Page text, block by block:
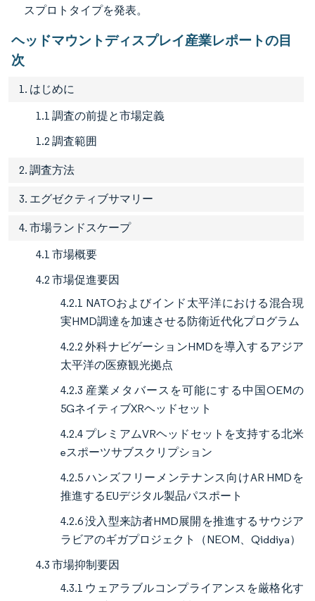
スプロトタイプを発表。
ヘッドマウントディスプレイ産業レポートの目
次
1. はじめに
1.1 調査の前提と市場定義
1.2 調査範囲
2. 調査方法
3. エグゼクティブサマリー
4. 市場ランドスケープ
4.1 市場概要
4.2 市場促進要因
4.2.1 NATOおよびインド太平洋における混合現
実HMD調達を加速させる防衛近代化プログラム
4.2.2 外科ナビゲーションHMDを導入するアジア
太平洋の医療観光拠点
4.2.3 産業メタバースを可能にする中国OEMの
5GネイティブXRヘッドセット
4.2.4 プレミアムVRヘッドセットを支持する北米
eスポーツサブスクリプション
4.2.5 ハンズフリーメンテナンス向けAR HMDを
推進するEUデジタル製品パスポート
4.2.6 没入型来訪者HMD展開を推進するサウジア
ラビアのギガプロジェクト（NEOM、Qiddiya）
4.3 市場抑制要因
4.3.1 ウェアラブルコンプライアンスを厳格化す